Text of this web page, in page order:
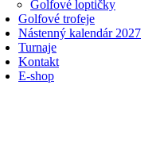
Golfové loptičky
Golfové trofeje
Nástenný kalendár 2027
Turnaje
Kontakt
E-shop